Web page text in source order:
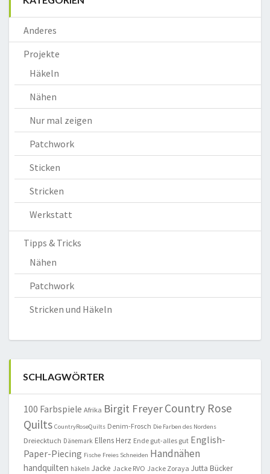
Anderes
Projekte
Häkeln
Nähen
Nur mal zeigen
Patchwork
Sticken
Stricken
Werkstatt
Tipps & Tricks
Nähen
Patchwork
Stricken und Häkeln
SCHLAGWÖRTER
100 Farbspiele Afrika Birgit FreyerCountry Rose
Quilts CountryRoseQuilts Denim-Frosch Die Farben des Nordens
Dreiecktuch Dänemark Ellens Herz Ende gut-alles gut English-
Paper-Piecing Fische Freies Schneiden Handnähen
handquilten häkeln Jacke Jacke RVO Jacke Zoraya Jutta Bücker